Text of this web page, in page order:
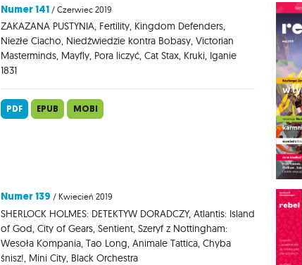
Numer 141 / Czerwiec 2019
ZAKAZANA PUSTYNIA, Fertility, Kingdom Defenders,
Niezłe Ciacho, Niedźwiedzie kontra Bobasy, Victorian
Masterminds, Mayfly, Pora liczyć, Cat Stax, Kruki, Iganie
1831
PDF EPUB MOBI
Numer 139 / Kwiecień 2019
SHERLOCK HOLMES: DETEKTYW DORADCZY, Atlantis: Island
of God, City of Gears, Sentient, Szeryf z Nottingham:
Wesoła Kompania, Tao Long, Animale Tattica, Chyba
śnisz!, Mini City, Black Orchestra